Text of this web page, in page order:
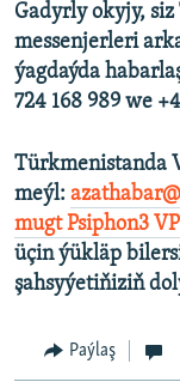
Gadyrly okyjy,
messenjerleri
ýagdaýda
724 168 989 we
Türkmenistanda
meýl:
mugt Psiphon3
üçin ýükläp
şahsyýetiňiziň
Paýlaş